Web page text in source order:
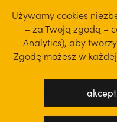
regulamin serwisu
Używamy cookies
– za Twoją zgodą –
Analytics), aby
Zgodę możesz w